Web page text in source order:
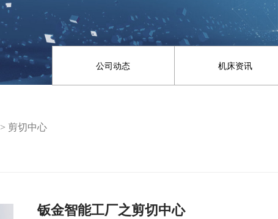
公司动态 机床资讯
> 剪切中心
钣金智能工厂之剪切中心